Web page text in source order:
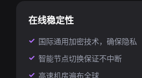
在线稳定性
国际通用加密技术，确保隐私
智能节点切换保证不中断
高速机房遍布全球